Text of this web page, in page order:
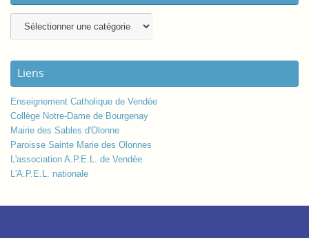
Liens
Enseignement Catholique de Vendée
Collège Notre-Dame de Bourgenay
Mairie des Sables d'Olonne
Paroisse Sainte Marie des Olonnes
L'association A.P.E.L. de Vendée
L'A.P.E.L. nationale